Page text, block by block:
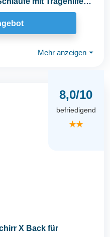
Mehr anzeigen ⏷
8,0/10
befriedigend
★★
X Back für